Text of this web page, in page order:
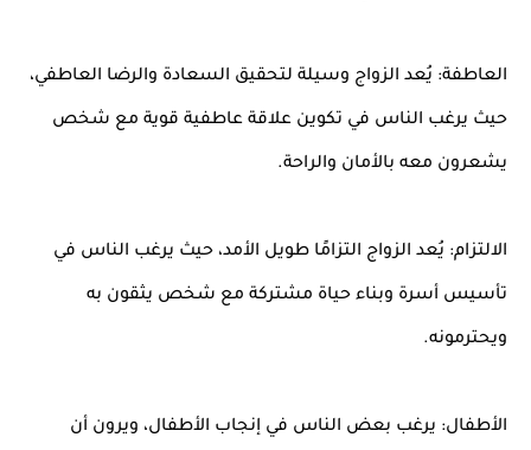
العاطفة: يُعد الزواج وسيلة لتحقيق السعادة والرضا العاطفي،
حيث يرغب الناس في تكوين علاقة عاطفية قوية مع شخص
يشعرون معه بالأمان والراحة.
الالتزام: يُعد الزواج التزامًا طويل الأمد، حيث يرغب الناس في
تأسيس أسرة وبناء حياة مشتركة مع شخص يثقون به
ويحترمونه.
الأطفال: يرغب بعض الناس في إنجاب الأطفال، ويرون أن